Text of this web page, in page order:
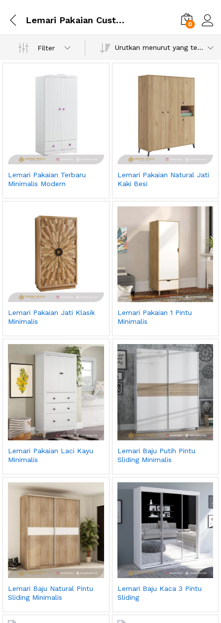
Lemari Pakaian Custom 0
Filter Urutkan menurut yang terbaru
Lemari Pakaian Terbaru
Minimalis Modern
Lemari Pakaian Natural Jati
Kaki Besi
Lemari Pakaian Jati Klasik
Minimalis
Lemari Pakaian 1 Pintu
Minimalis
Lemari Pakaian Laci Kayu
Minimalis
Lemari Baju Putih Pintu
Sliding Minimalis
Lemari Baju Natural Pintu
Sliding Minimalis
Lemari Baju Kaca 3 Pintu
Sliding